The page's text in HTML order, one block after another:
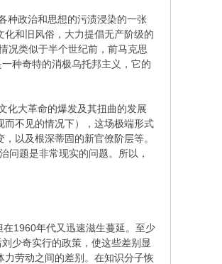
种政治和思想的污渍浸染的一张
和旧风俗，大力提倡无产阶级的
况类似于半个世纪前，前马克思
种奇特的消极乌托邦主义，它的
化大革命的爆发及其扭曲的发展
不见的情况下），这场极端形式
以及根深蒂固的新官僚阶层等。
问题是非常现实的问题。所以，
1960年代又迅速滋生蔓延。至少
少奇实行的政策，使这些差别显
劳动之间的差别。在知识分子恢